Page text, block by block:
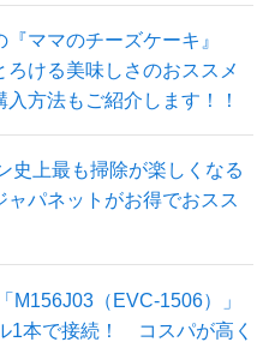
ママのチーズケーキ』
ける美味しさのおススメ
法もご紹介します！！
史上最も掃除が楽しくなる
パネットがお得でおスス
M156J03（EVC-1506）」
1本で接続！ コスパが高く